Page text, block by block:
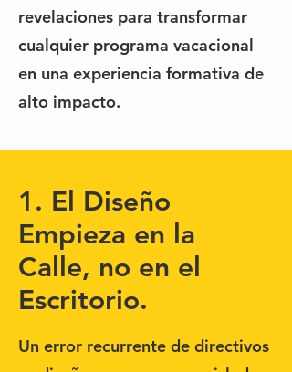
revelaciones para transformar
cualquier programa vacacional
en una experiencia formativa de
alto impacto.
1. El Diseño
Empieza en la
Calle, no en el
Escritorio.
Un error recurrente de directivos